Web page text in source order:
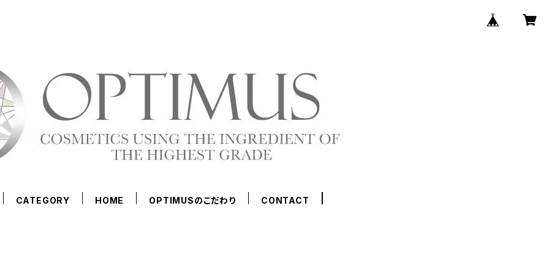
CATEGORY HOME OPTIMUSのこだわり CONTACT